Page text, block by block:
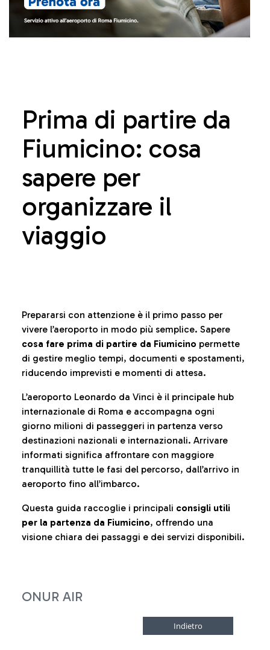
Prima di partire da
Fiumicino: cosa
sapere per
organizzare il
viaggio
Prepararsi con attenzione è il primo passo per
vivere l’aeroporto in modo più semplice. Sapere
cosa fare prima di partire da Fiumicino permette
di gestire meglio tempi, documenti e spostamenti,
riducendo imprevisti e momenti di attesa.
L’aeroporto Leonardo da Vinci è il principale hub
internazionale di Roma e accompagna ogni
giorno milioni di passeggeri in partenza verso
destinazioni nazionali e internazionali. Arrivare
informati significa affrontare con maggiore
tranquillità tutte le fasi del percorso, dall’arrivo in
aeroporto fino all’imbarco.
Questa guida raccoglie i principali consigli utili
per la partenza da Fiumicino, offrendo una
visione chiara dei passaggi e dei servizi disponibili.
ONUR AIR